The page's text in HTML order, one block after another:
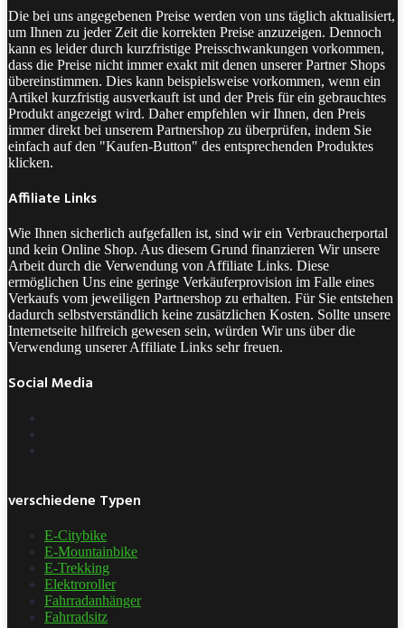
Die bei uns angegebenen Preise werden von uns täglich aktualisiert,
um Ihnen zu jeder Zeit die korrekten Preise anzuzeigen. Dennoch
kann es leider durch kurzfristige Preisschwankungen vorkommen,
dass die Preise nicht immer exakt mit denen unserer Partner Shops
übereinstimmen. Dies kann beispielsweise vorkommen, wenn ein
Artikel kurzfristig ausverkauft ist und der Preis für ein gebrauchtes
Produkt angezeigt wird. Daher empfehlen wir Ihnen, den Preis
immer direkt bei unserem Partnershop zu überprüfen, indem Sie
einfach auf den "Kaufen-Button" des entsprechenden Produktes
klicken.
Affiliate Links
Wie Ihnen sicherlich aufgefallen ist, sind wir ein Verbraucherportal
und kein Online Shop. Aus diesem Grund finanzieren Wir unsere
Arbeit durch die Verwendung von Affiliate Links. Diese
ermöglichen Uns eine geringe Verkäuferprovision im Falle eines
Verkaufs vom jeweiligen Partnershop zu erhalten. Für Sie entstehen
dadurch selbstverständlich keine zusätzlichen Kosten. Sollte unsere
Internetseite hilfreich gewesen sein, würden Wir uns über die
Verwendung unserer Affiliate Links sehr freuen.
Social Media
verschiedene Typen
E-Citybike
E-Mountainbike
E-Trekking
Elektroroller
Fahrradanhänger
Fahrradsitz